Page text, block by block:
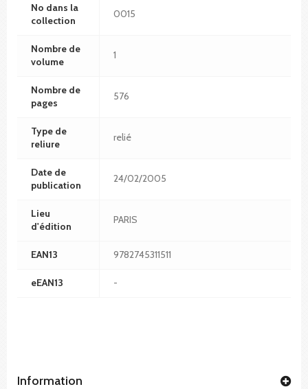
No dans la
collection
0015
Nombre de
volume
1
Nombre de
pages
576
Type de
reliure
relié
Date de
publication
24/02/2005
Lieu
d'édition
PARIS
EAN13 9782745311511
eEAN13 -
Information